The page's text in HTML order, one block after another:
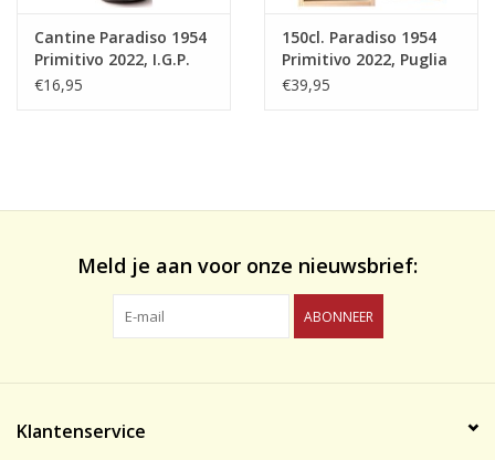
Cantine Paradiso 1954
Primitivo 2022, I.G.P.
Puglia
€16,95
150cl. Paradiso 1954
Primitivo 2022, Puglia
€39,95
Meld je aan voor onze nieuwsbrief:
ABONNEER
Klantenservice